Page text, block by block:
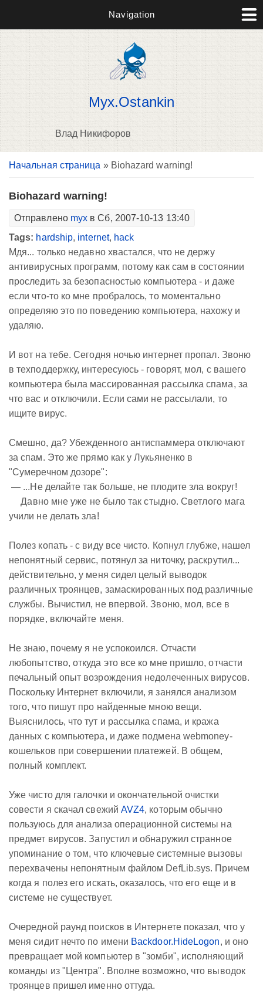
Navigation
Myx.Ostankin
Влад Никифоров
Вы здесь
Начальная страница » Biohazard warning!
Biohazard warning!
Отправлено myx в Сб, 2007-10-13 13:40
Tags: hardship, internet, hack
Мдя... только недавно хвастался, что не держу
антивирусных программ, потому как сам в состоянии
проследить за безопасностью компьютера - и даже
если что-то ко мне пробралось, то моментально
определяю это по поведению компьютера, нахожу и
удаляю.
И вот на тебе. Сегодня ночью интернет пропал. Звоню
в техподдержку, интересуюсь - говорят, мол, с вашего
компьютера была массированная рассылка спама, за
что вас и отключили. Если сами не рассылали, то
ищите вирус.
Смешно, да? Убежденного антиспаммера отключают
за спам. Это же прямо как у Лукьяненко в
"Сумеречном дозоре":
— ...Не делайте так больше, не плодите зла вокруг!
Давно мне уже не было так стыдно. Светлого мага
учили не делать зла!
Полез копать - с виду все чисто. Копнул глубже, нашел
непонятный сервис, потянул за ниточку, раскрутил...
действительно, у меня сидел целый выводок
различных троянцев, замаскированных под различные
службы. Вычистил, не впервой. Звоню, мол, все в
порядке, включайте меня.
Не знаю, почему я не успокоился. Отчасти
любопытство, откуда это все ко мне пришло, отчасти
печальный опыт возрождения недолеченных вирусов.
Поскольку Интернет включили, я занялся анализом
того, что пишут про найденные мною вещи.
Выяснилось, что тут и рассылка спама, и кража
данных с компьютера, и даже подмена webmoney-
кошельков при совершении платежей. В общем,
полный комплект.
Уже чисто для галочки и окончательной очистки
совести я скачал свежий AVZ4, которым обычно
пользуюсь для анализа операционной системы на
предмет вирусов. Запустил и обнаружил странное
упоминание о том, что ключевые системные вызовы
перехвачены непонятным файлом DefLib.sys. Причем
когда я полез его искать, оказалось, что его еще и в
системе не существует.
Очередной раунд поисков в Интернете показал, что у
меня сидит нечто по имени Backdoor.HideLogon, и оно
превращает мой компьютер в "зомби", исполняющий
команды из "Центра". Вполне возможно, что выводок
троянцев пришел именно оттуда.